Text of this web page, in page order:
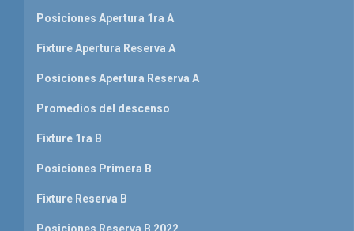
Posiciones Apertura 1ra A
Fixture Apertura Reserva A
Posiciones Apertura Reserva A
Promedios del descenso
Fixture 1ra B
Posiciones Primera B
Fixture Reserva B